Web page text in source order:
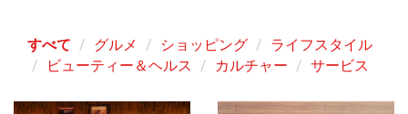
すべて グルメ ショッピング
ライフスタイル
ビューティー＆ヘルス
カルチャー サービス